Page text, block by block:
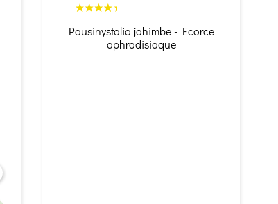
Pausinystalia johimbe - Ecorce
aphrodisiaque